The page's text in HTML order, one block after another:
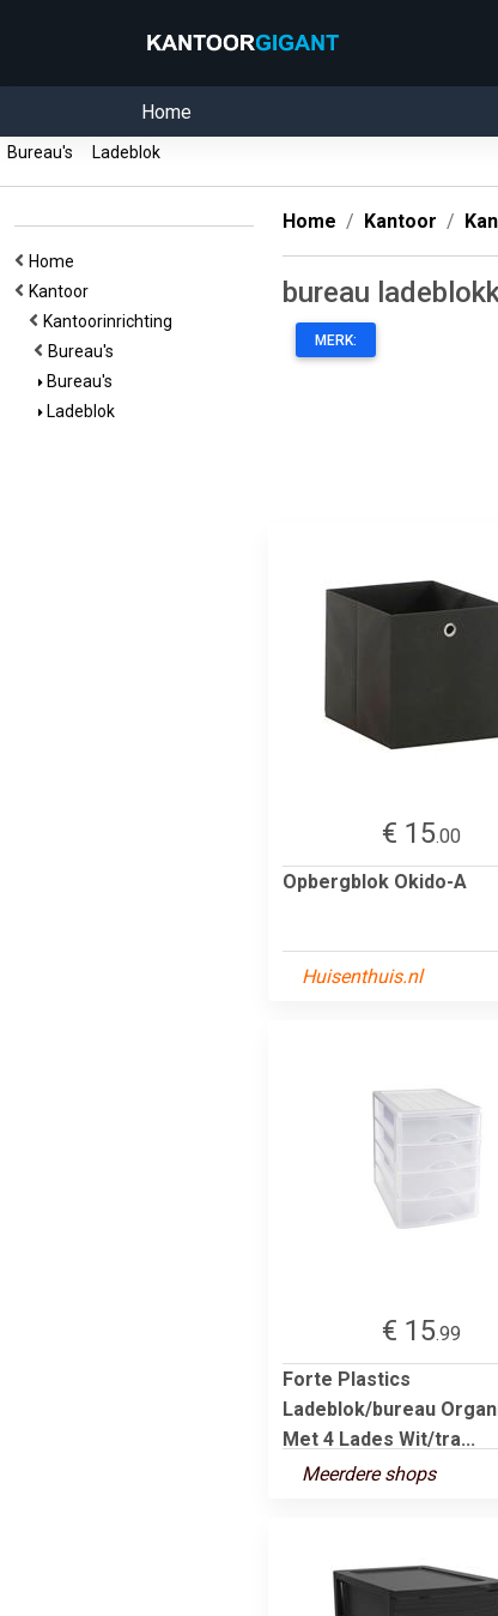
Home
Bureau's Ladeblok
Home
Kantoor
Kantoorinrichting
Bureau's
Bureau's
Ladeblok
Home Kantoor
bureau
MERK:
€ 15.00
Opbergblok Okido-A
Huisenthuis.nl
€ 15.99
Forte Plastics
Ladeblok/bureau
Met 4 Lades Wit/tra...
Meerdere shops